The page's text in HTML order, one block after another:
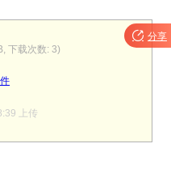
下载次数: 3)
上传
 分享